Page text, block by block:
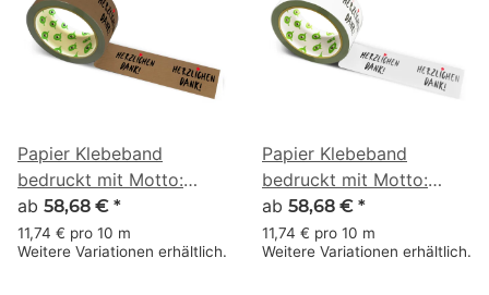
Papier Klebeband
bedruckt mit Motto:
Herzlichen Dank - 50 m
braun
ab 58,68 € *
11,74 € pro 10 m
Weitere Variationen erhältlich.
Papier Klebeband
bedruckt mit Motto:
Herzlichen Dank - 50 m
weiss
ab 58,68 € *
11,74 € pro 10 m
Weitere Variationen erhältlich.